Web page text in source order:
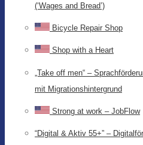
(‘Wages and Bread’)
Bicycle Repair Shop
Shop with a Heart
„Take off men“ –
mit Migrationshintergrund
Strong at work – JobFlow
“Digital & Aktiv 55+” –